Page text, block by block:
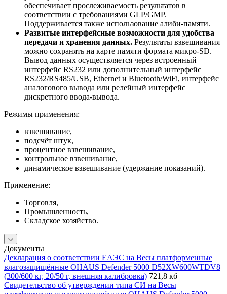
обеспечивает прослеживаемость результатов в
соответствии с требованиями GLP/GMP.
Поддерживается также использование алиби-памяти.
Развитые интерфейсные возможности для удобства
передачи и хранения данных. Результаты взвешивания
можно сохранять на карте памяти формата микро-SD.
Вывод данных осуществляется через встроенный
интерфейс RS232 или дополнительный интерфейс
RS232/RS485/USB, Ethernet и Bluetooth/WiFi, интерфейс
аналогового вывода или релейный интерфейс
дискретного ввода-вывода.
Режимы применения:
взвешивание,
подсчёт штук,
процентное взвешивание,
контрольное взвешивание,
динамическое взвешивание (удержание показаний).
Применение:
Торговля,
Промышленность,
Складское хозяйство.
Документы
Декларация о соответствии ЕАЭС на Весы платформенные
влагозащищённые OHAUS Defender 5000 D52XW600WTDV8
(300/600 кг, 20/50 г, внешняя калибровка) 721,8 кб
Свидетельство об утверждении типа СИ на Весы